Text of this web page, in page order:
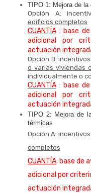
TIPO 1: Mejora de la
Opción A:
edificios completos
CUANTÍA : base
adicional por
actuación
Opción B:
o varias viviendas
individualmente o
CUANTÍA : base
adicional por
actuación
TIPO 2: Mejora de
térmicas
Opción A:
completos
CUANTÍA: base de
adicional por
actuación